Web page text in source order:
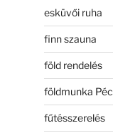
esküvői ruha
finn szauna
föld rendelés
földmunka
fűtésszerelés